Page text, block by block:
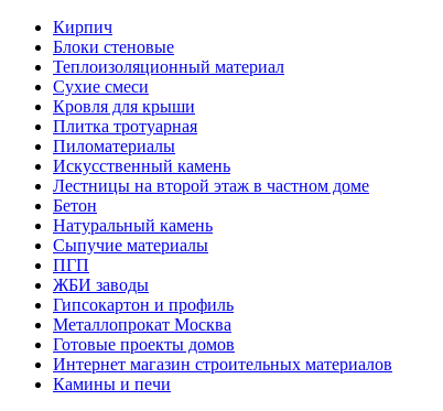
Кирпич
Блоки стеновые
Теплоизоляционный материал
Сухие смеси
Кровля для крыши
Плитка тротуарная
Пиломатериалы
Искусственный камень
Лестницы на второй этаж в частном доме
Бетон
Натуральный камень
Сыпучие материалы
ПГП
ЖБИ заводы
Гипсокартон и профиль
Металлопрокат Москва
Готовые проекты домов
Интернет магазин строительных материалов
Камины и печи